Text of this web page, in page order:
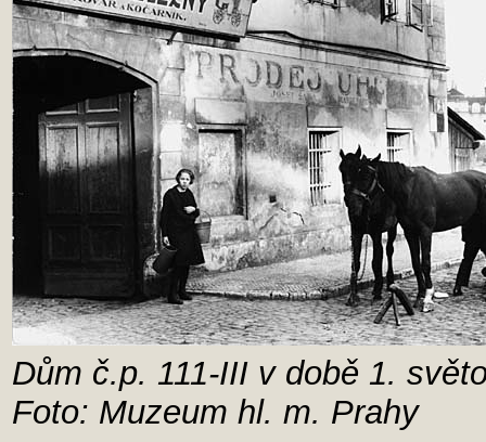
Dům č.p. 111-III v době 1.
Foto: Muzeum hl. m. Prahy